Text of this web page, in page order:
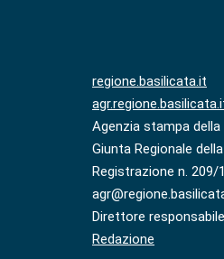
regione.basilicata.it
Agenzia stampa della
Giunta Regionale
Registrazione n.
Direttore
Redazione